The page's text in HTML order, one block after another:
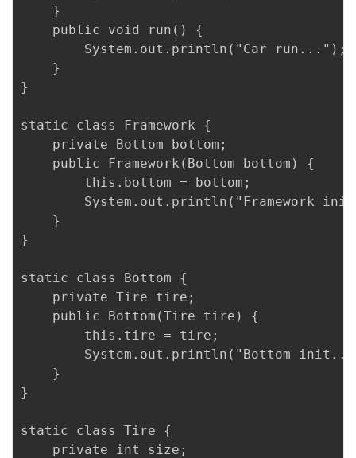
    }
    public void run() {
        System.out.println("Car run...");
    }
}
static class Framework {
    private Bottom bottom;
    public Framework(Bottom bottom) {
        this.bottom = bottom;
System.out.println("Framework
    }
}
static class Bottom {
    private Tire tire;
    public Bottom(Tire tire) {
        this.tire = tire;
System.out.println("Bottom
    }
}
static class Tire {
    private int size;